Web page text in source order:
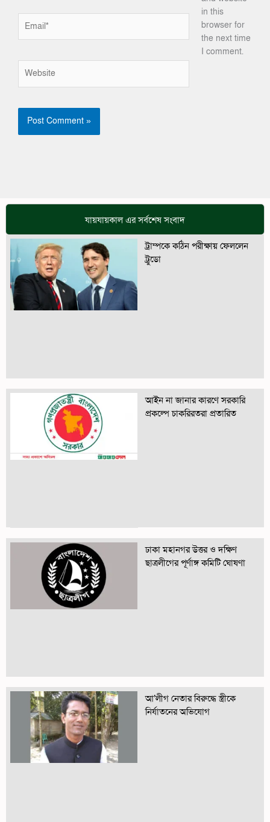
in this
browser for
the next time
I comment.
যায়যায়কাল এর সর্বশেষ সংবাদ
ট্রাম্পকে কঠিন পরীক্ষায় ফেললেন
ট্রুডো
আইন না জানার কারণে সরকারি
প্রকল্পে চাকরিরতরা প্রতারিত
ঢাকা মহানগর উত্তর ও দক্ষিণ
ছাত্রলীগের পূর্ণাঙ্গ কমিটি ঘোষণা
আ’লীগ নেতার বিরুদ্ধে স্ত্রীকে
নির্যাতনের অভিযোগ